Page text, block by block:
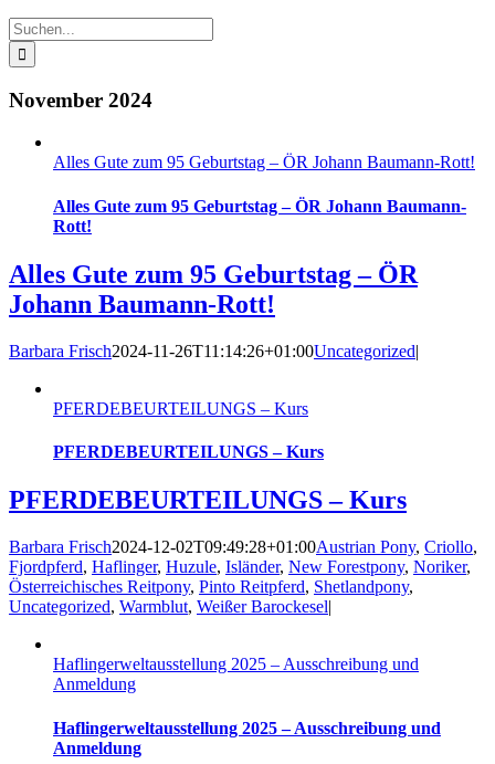
Suche
nach:
November 2024
Alles Gute zum 95 Geburtstag – ÖR Johann Baumann-Rott!
Alles Gute zum 95 Geburtstag – ÖR Johann Baumann-
Rott!
Alles Gute zum 95 Geburtstag – ÖR
Johann Baumann-Rott!
Barbara Frisch2024-11-26T11:14:26+01:00Uncategorized|
PFERDEBE­URTEILUNGS – Kurs
PFERDEBE­URTEILUNGS – Kurs
PFERDEBE­URTEILUNGS – Kurs
Barbara Frisch2024-12-02T09:49:28+01:00Austrian Pony, Criollo,
Fjordpferd, Haflinger, Huzule, Isländer, New Forestpony, Noriker,
Österreichisches Reitpony, Pinto Reitpferd, Shetlandpony,
Uncategorized, Warmblut, Weißer Barockesel|
Haflinger­weltausstellung 2025 – Ausschreibung und
Anmeldung
Haflinger­weltausstellung 2025 – Ausschreibung und
Anmeldung